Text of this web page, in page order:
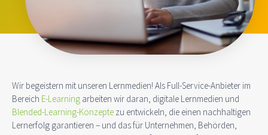
Wir begeistern mit unseren Lernmedien! Als Full-Service-Anbieter im
Bereich E-Learning arbeiten wir daran, digitale Lernmedien und
Blended-Learning-Konzepte zu entwickeln, die einen nachhaltigen
Lernerfolg garantieren – und das für Unternehmen, Behörden,